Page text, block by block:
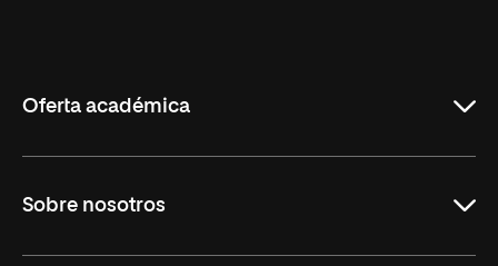
Oferta académica
Másteres Oficiales
Sobre nosotros